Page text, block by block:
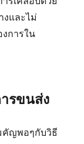
และไม่
การใน
รขนส่ง
ญพอๆกับวิธี